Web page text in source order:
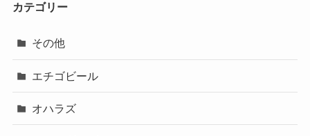
カテゴリー
その他
エチゴビール
オハラズ